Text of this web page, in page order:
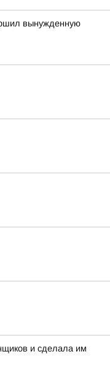
вынужденную
и сделала им